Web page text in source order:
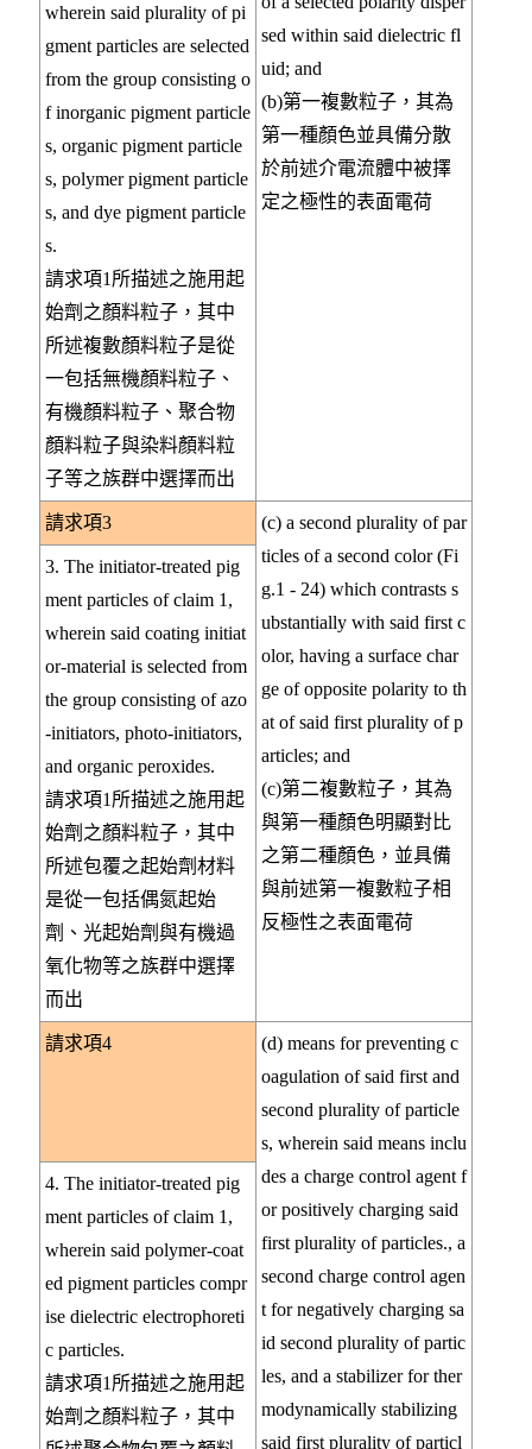
sed within said dielectric fl
uid; and
(b)第一複數粒子，其為
第一種顏色並具備分散
於前述介電流體中被擇
定之極性的表面電荷
wherein said plurality of pi
gment particles are selected
from the group consisting o
f inorganic pigment particle
s, organic pigment particle
s, polymer pigment particle
s, and dye pigment particle
s.
請求項1所描述之施用起
始劑之顏料粒子，其中
所述複數顏料粒子是從
一包括無機顏料粒子、
有機顏料粒子、聚合物
顏料粒子與染料顏料粒
子等之族群中選擇而出
請求項3
(c) a second plurality of par
ticles of a second color (Fi
g.1 - 24) which contrasts s
ubstantially with said first c
olor, having a surface char
ge of opposite polarity to th
at of said first plurality of p
articles; and
(c)第二複數粒子，其為
與第一種顏色明顯對比
之第二種顏色，並具備
與前述第一複數粒子相
反極性之表面電荷
3. The initiator-treated pig
ment particles of claim 1,
wherein said coating initiat
or-material is selected from
the group consisting of azo
-initiators, photo-initiators,
and organic peroxides.
請求項1所描述之施用起
始劑之顏料粒子，其中
所述包覆之起始劑材料
是從一包括偶氮起始
劑、光起始劑與有機過
氧化物等之族群中選擇
而出
請求項4
(d) means for preventing c
oagulation of said first and
second plurality of particle
s, wherein said means inclu
des a charge control agent f
or positively charging said
first plurality of particles., a
second charge control agen
t for negatively charging sa
id second plurality of partic
les, and a stabilizer for ther
modynamically stabilizing
said first plurality of particl
4. The initiator-treated pig
ment particles of claim 1,
wherein said polymer-coat
ed pigment particles compr
ise dielectric electrophoreti
c particles.
請求項1所描述之施用起
始劑之顏料粒子，其中